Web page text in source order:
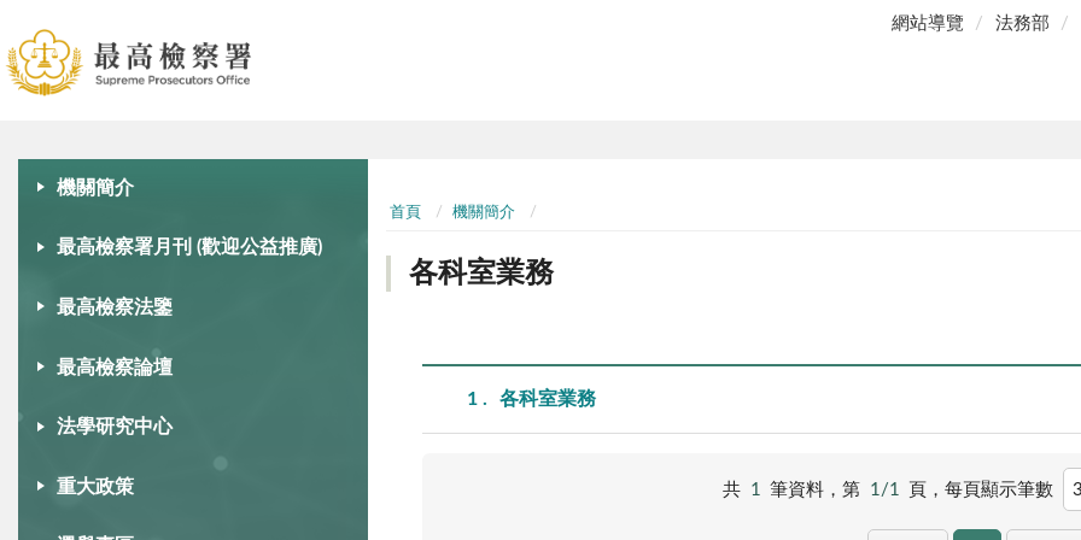
網站導覽 法務部
機關簡介
最高檢察署月刊 (歡迎公益推廣)
最高檢察法鑒
最高檢察論壇
法學研究中心
重大政策
首頁 機關簡介
各科室業務
1 各科室業務
共 1 筆資料，第 1/1 頁，每頁顯示筆數